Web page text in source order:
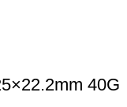
40G